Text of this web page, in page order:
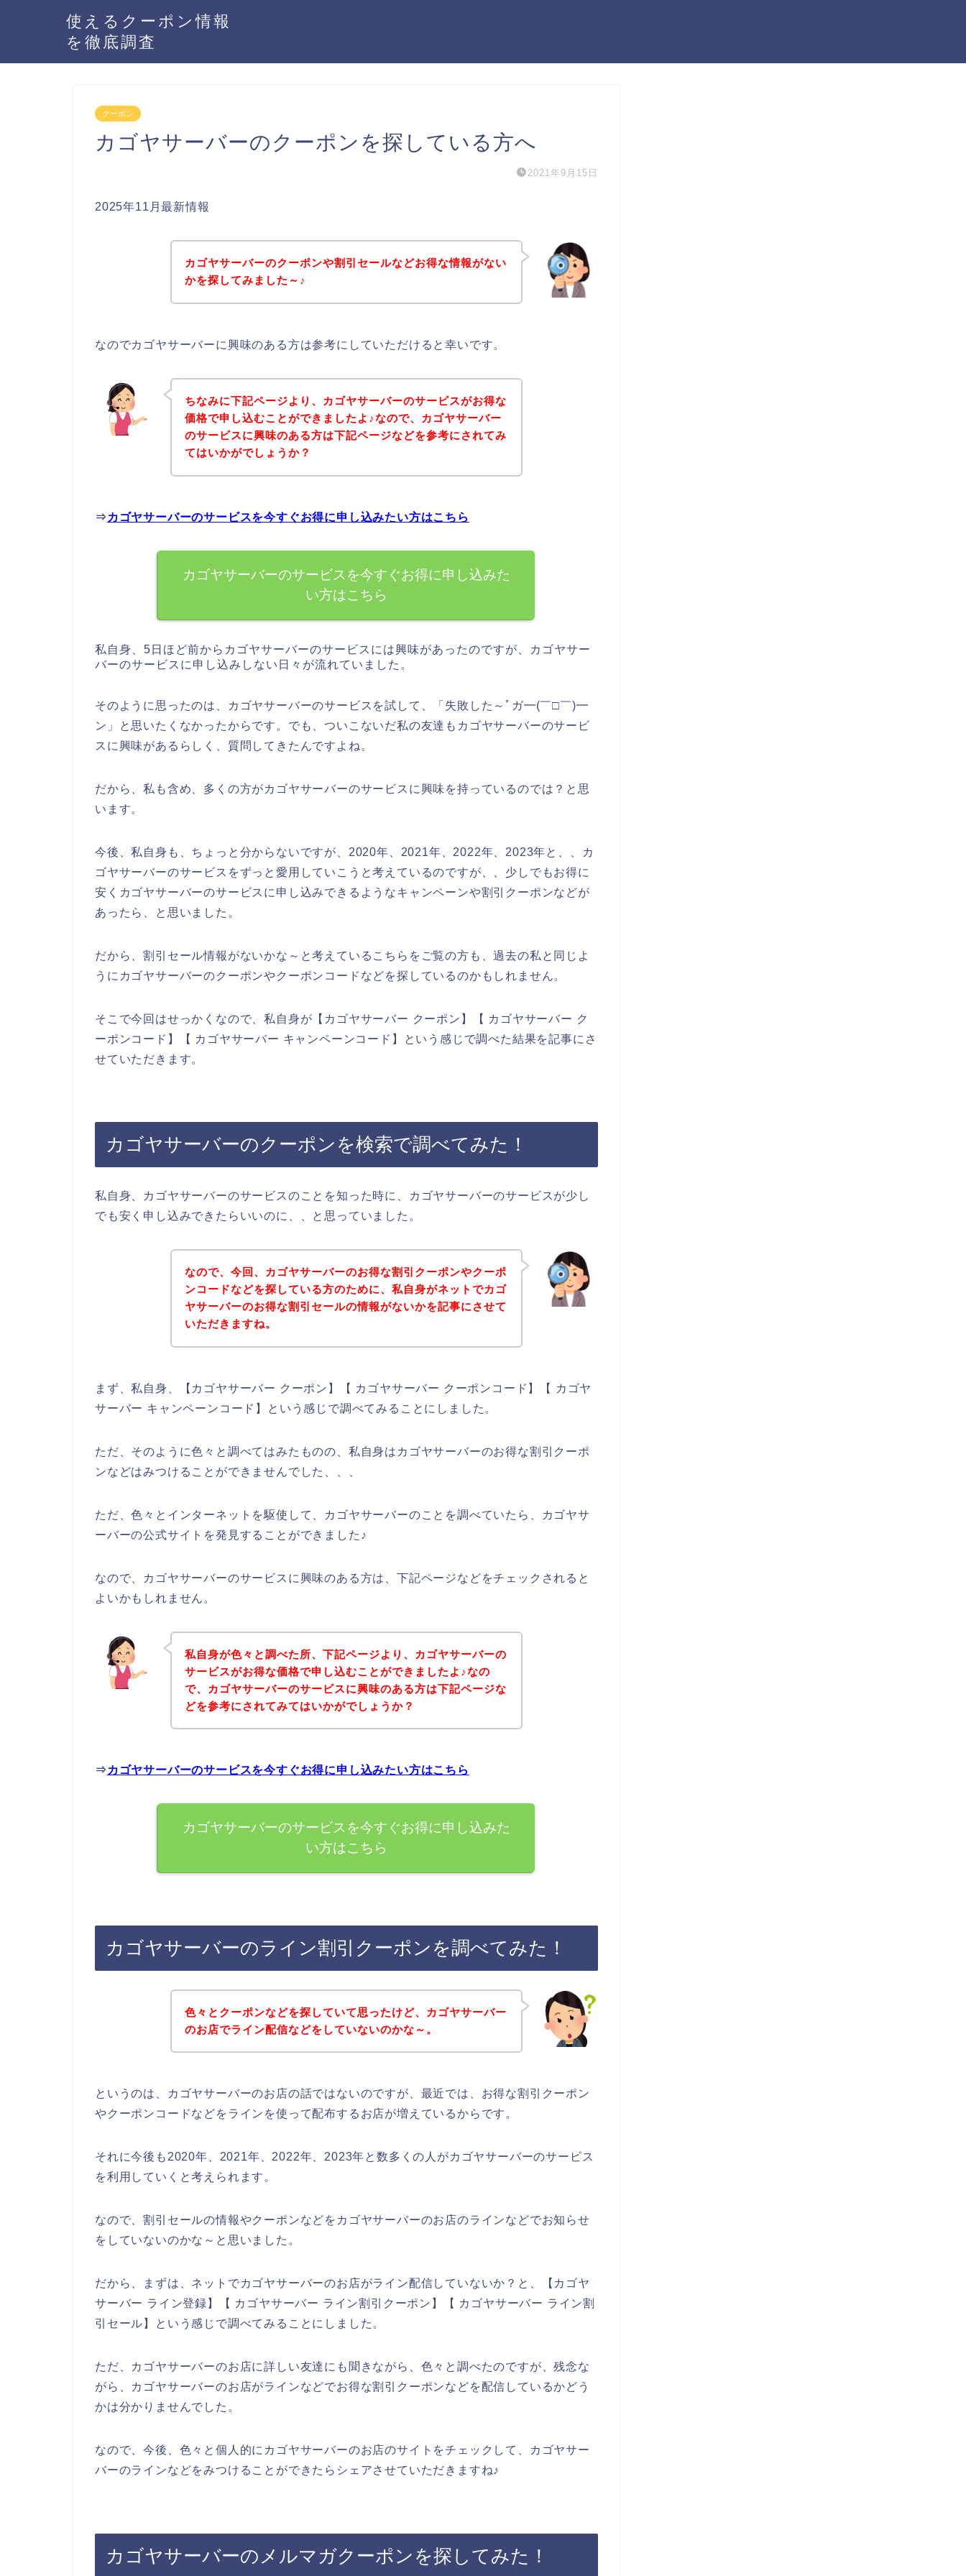
使えるクーポン情報
を徹底調査
クーポン
カゴヤサーバーのクーポンを探している方へ
2021年9月15日
2025年11月最新情報
カゴヤサーバーのクーポンや割引セールなどお得な情報がない
かを探してみました～♪
なのでカゴヤサーバーに興味のある方は参考にしていただけると幸いです。
ちなみに下記ページより、カゴヤサーバーのサービスがお得な
価格で申し込むことができましたよ♪なので、カゴヤサーバー
のサービスに興味のある方は下記ページなどを参考にされてみ
てはいかがでしょうか？
⇒ カゴヤサーバーのサービスを今すぐお得に申し込みたい方はこちら
カゴヤサーバーのサービスを今すぐお得に申し込みた
い方はこちら
私自身、5日ほど前からカゴヤサーバーのサービスには興味があったのですが、カゴヤサー
バーのサービスに申し込みしない日々が流れていました。
そのように思ったのは、カゴヤサーバーのサービスを試して、「失敗した～ﾟガ━(￣□￣)━
ン」と思いたくなかったからです。でも、ついこないだ私の友達もカゴヤサーバーのサービ
スに興味があるらしく、質問してきたんですよね。
だから、私も含め、多くの方がカゴヤサーバーのサービスに興味を持っているのでは？と思
います。
今後、私自身も、ちょっと分からないですが、2020年、2021年、2022年、2023年と、、カ
ゴヤサーバーのサービスをずっと愛用していこうと考えているのですが、、少しでもお得に
安くカゴヤサーバーのサービスに申し込みできるようなキャンペーンや割引クーポンなどが
あったら、と思いました。
だから、割引セール情報がないかな～と考えているこちらをご覧の方も、過去の私と同じよ
うにカゴヤサーバーのクーポンやクーポンコードなどを探しているのかもしれません。
そこで今回はせっかくなので、私自身が【カゴヤサーバー クーポン】【 カゴヤサーバー ク
ーポンコード】【 カゴヤサーバー キャンペーンコード】という感じで調べた結果を記事にさ
せていただきます。
カゴヤサーバーのクーポンを検索で調べてみた！
私自身、カゴヤサーバーのサービスのことを知った時に、カゴヤサーバーのサービスが少し
でも安く申し込みできたらいいのに、、と思っていました。
なので、今回、カゴヤサーバーのお得な割引クーポンやクーポ
ンコードなどを探している方のために、私自身がネットでカゴ
ヤサーバーのお得な割引セールの情報がないかを記事にさせて
いただきますね。
まず、私自身、【カゴヤサーバー クーポン】【 カゴヤサーバー クーポンコード】【 カゴヤ
サーバー キャンペーンコード】という感じで調べてみることにしました。
ただ、そのように色々と調べてはみたものの、私自身はカゴヤサーバーのお得な割引クーポ
ンなどはみつけることができませんでした、、、
ただ、色々とインターネットを駆使して、カゴヤサーバーのことを調べていたら、カゴヤサ
ーバーの公式サイトを発見することができました♪
なので、カゴヤサーバーのサービスに興味のある方は、下記ページなどをチェックされると
よいかもしれません。
私自身が色々と調べた所、下記ページより、カゴヤサーバーの
サービスがお得な価格で申し込むことができましたよ♪なの
で、カゴヤサーバーのサービスに興味のある方は下記ページな
どを参考にされてみてはいかがでしょうか？
⇒ カゴヤサーバーのサービスを今すぐお得に申し込みたい方はこちら
カゴヤサーバーのサービスを今すぐお得に申し込みた
い方はこちら
カゴヤサーバーのライン割引クーポンを調べてみた！
色々とクーポンなどを探していて思ったけど、カゴヤサーバー
のお店でライン配信などをしていないのかな～。
というのは、カゴヤサーバーのお店の話ではないのですが、最近では、お得な割引クーポン
やクーポンコードなどをラインを使って配布するお店が増えているからです。
それに今後も2020年、2021年、2022年、2023年と数多くの人がカゴヤサーバーのサービス
を利用していくと考えられます。
なので、割引セールの情報やクーポンなどをカゴヤサーバーのお店のラインなどでお知らせ
をしていないのかな～と思いました。
だから、まずは、ネットでカゴヤサーバーのお店がライン配信していないか？と、【カゴヤ
サーバー ライン登録】【 カゴヤサーバー ライン割引クーポン】【 カゴヤサーバー ライン割
引セール】という感じで調べてみることにしました。
ただ、カゴヤサーバーのお店に詳しい友達にも聞きながら、色々と調べたのですが、残念な
がら、カゴヤサーバーのお店がラインなどでお得な割引クーポンなどを配信しているかどう
かは分かりませんでした。
なので、今後、色々と個人的にカゴヤサーバーのお店のサイトをチェックして、カゴヤサー
バーのラインなどをみつけることができたらシェアさせていただきますね♪
カゴヤサーバーのメルマガクーポンを探してみた！